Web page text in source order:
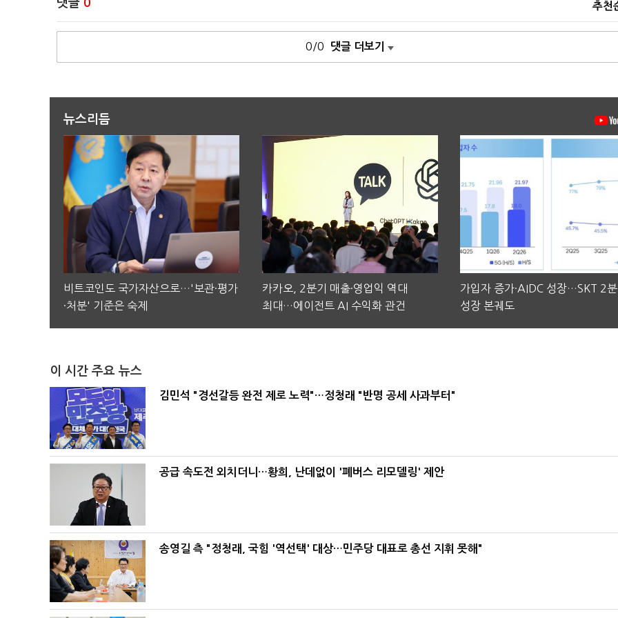
댓글 0 추천
0/0 댓글 더보기
뉴스리듬
비트코인도 국가자산으로…'보관·평가
·처분' 기준은 숙제
카카오, 2분기 매출·영업익 역대
최대…에이전트 AI 수익화 관건
가입자 증가·AIDC 성장…SKT 2
성장 본궤도
이 시간 주요 뉴스
김민석 "경선갈등 완전 제로 노력"…정청래 "반명 공세 사과부터"
공급 속도전 외치더니…황희, 난데없이 '폐버스 리모델링' 제안
송영길 측 "정청래, 국힘 '역선택' 대상…민주당 대표로 총선 지휘 못해"